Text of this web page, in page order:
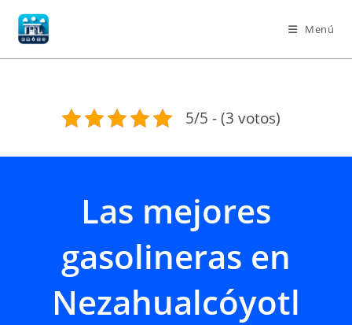
contenido
Menú
5/5 - (3 votos)
Las mejores
gasolineras en
Nezahualcóyotl